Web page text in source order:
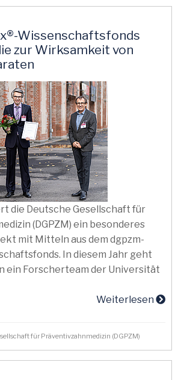
Wissenschaftsfonds
zur Wirksamkeit von
die Deutsche Gesellschaft für
(DGPZM) ein besonderes
mit Mitteln aus dem dgpzm-
In diesem Jahr geht
ein Forscherteam der Universität
Weiterlesen
für Präventivzahnmedizin (DGPZM)